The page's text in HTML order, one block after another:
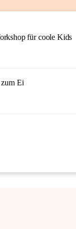
für coole Kids
Ei